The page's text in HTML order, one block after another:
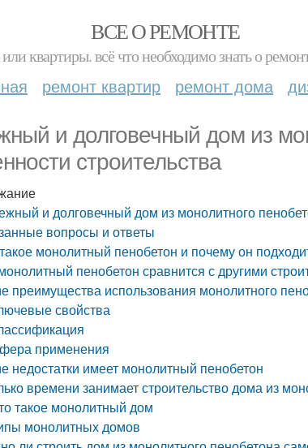
ВСЕ О РЕМОНТЕ
квартиры. всё что необходимо знать о
ремонт квартир ремонт дома
и долговечный дом из
строительства
и долговечный дом из монолитного
вопросы и ответы
монолитный пенобетон и почему он
пенобетон сравнится с другими
преимущества использования монолитного
свойства
применения
недостатки имеет монолитный пенобетон
времени занимает строительство дома из
такое монолитный дом
монолитных домов